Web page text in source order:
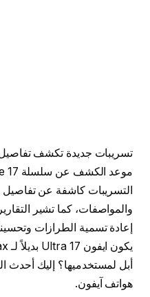
تسريبات جديدة تكشف
التسريبات كاشفة عن تفاصيل
والمواصفات، كما تشير
إعادة تسمية الطرازات
أبل لمستخدميها؟ إليك أحدث
هواتف آيفون.